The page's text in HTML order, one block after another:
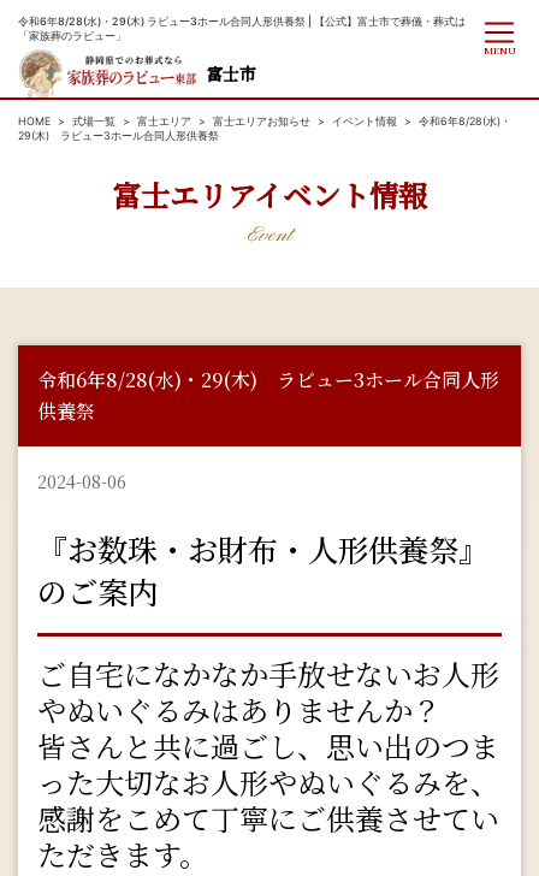
令和6年8/28(水)・29(木) ラビュー3ホール合同人形供養祭 | 【公式】富士市で葬儀・葬式は
「家族葬のラビュー」
富士市
MENU
HOME 式場一覧 富士エリア 富士エリアお知らせ イベント情報
令和6年8/28(水)・
29(木) ラビュー3ホール合同人形供養祭
富士エリアイベント情報
Event
令和6年8/28(水)・29(木) ラビュー3ホール合同人形
供養祭
2024-08-06
『お数珠・お財布・人形供養祭』
のご案内
ご自宅になかなか手放せないお人形
やぬいぐるみはありませんか？
皆さんと共に過ごし、思い出のつま
った大切なお人形やぬいぐるみを、
感謝をこめて丁寧にご供養させてい
ただきます。